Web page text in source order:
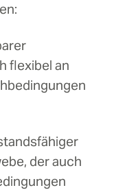
flexibel an
der auch